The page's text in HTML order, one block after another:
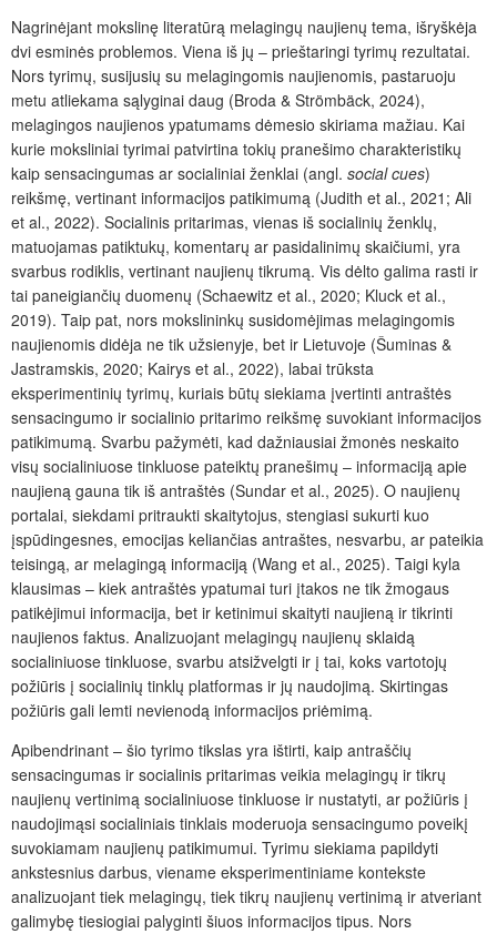
Nagrinėjant mokslinę literatūrą melagingų naujienų tema, išryškėja
dvi esminės problemos. Viena iš jų – prieštaringi tyrimų rezultatai.
Nors tyrimų, susijusių su melagingomis naujienomis, pastaruoju
metu atliekama sąlyginai daug (Broda & Strömbäck, 2024),
melagingos naujienos ypatumams dėmesio skiriama mažiau. Kai
kurie moksliniai tyrimai patvirtina tokių pranešimo charakteristikų
kaip sensacingumas ar socialiniai ženklai (angl. social cues)
reikšmę, vertinant informacijos patikimumą (Judith et al., 2021; Ali
et al., 2022). Socialinis pritarimas, vienas iš socialinių ženklų,
matuojamas patiktukų, komentarų ar pasidalinimų skaičiumi, yra
svarbus rodiklis, vertinant naujienų tikrumą. Vis dėlto galima rasti ir
tai paneigiančių duomenų (Schaewitz et al., 2020; Kluck et al.,
2019). Taip pat, nors mokslininkų susidomėjimas melagingomis
naujienomis didėja ne tik užsienyje, bet ir Lietuvoje (Šuminas &
Jastramskis, 2020; Kairys et al., 2022), labai trūksta
eksperimentinių tyrimų, kuriais būtų siekiama įvertinti antraštės
sensacingumo ir socialinio pritarimo reikšmę suvokiant informacijos
patikimumą. Svarbu pažymėti, kad dažniausiai žmonės neskaito
visų socialiniuose tinkluose pateiktų pranešimų – informaciją apie
naujieną gauna tik iš antraštės (Sundar et al., 2025). O naujienų
portalai, siekdami pritraukti skaitytojus, stengiasi sukurti kuo
įspūdingesnes, emocijas keliančias antraštes, nesvarbu, ar pateikia
teisingą, ar melagingą informaciją (Wang et al., 2025). Taigi kyla
klausimas – kiek antraštės ypatumai turi įtakos ne tik žmogaus
patikėjimui informacija, bet ir ketinimui skaityti naujieną ir tikrinti
naujienos faktus. Analizuojant melagingų naujienų sklaidą
socialiniuose tinkluose, svarbu atsižvelgti ir į tai, koks vartotojų
požiūris į socialinių tinklų platformas ir jų naudojimą. Skirtingas
požiūris gali lemti nevienodą informacijos priėmimą.
Apibendrinant – šio tyrimo tikslas yra ištirti, kaip antraščių
sensacingumas ir socialinis pritarimas veikia melagingų ir tikrų
naujienų vertinimą socialiniuose tinkluose ir nustatyti, ar požiūris į
naudojimąsi socialiniais tinklais moderuoja sensacingumo poveikį
suvokiamam naujienų patikimumui. Tyrimu siekiama papildyti
ankstesnius darbus, viename eksperimentiniame kontekste
analizuojant tiek melagingų, tiek tikrų naujienų vertinimą ir atveriant
galimybę tiesiogiai palyginti šiuos informacijos tipus. Nors